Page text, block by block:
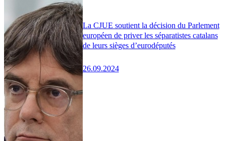
La CJUE soutient la décision du Parlement
européen de priver les séparatistes catalans
de leurs sièges d’eurodéputés
26.09.2024